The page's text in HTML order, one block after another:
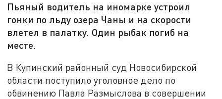
Пьяный водитель на иномарке устроил
гонки по льду озера Чаны и на скорости
влетел в палатку. Один рыбак погиб на
месте.
В Купинский районный суд Новосибирской
области поступило уголовное дело по
обвинению Павла Размыслова в совершении